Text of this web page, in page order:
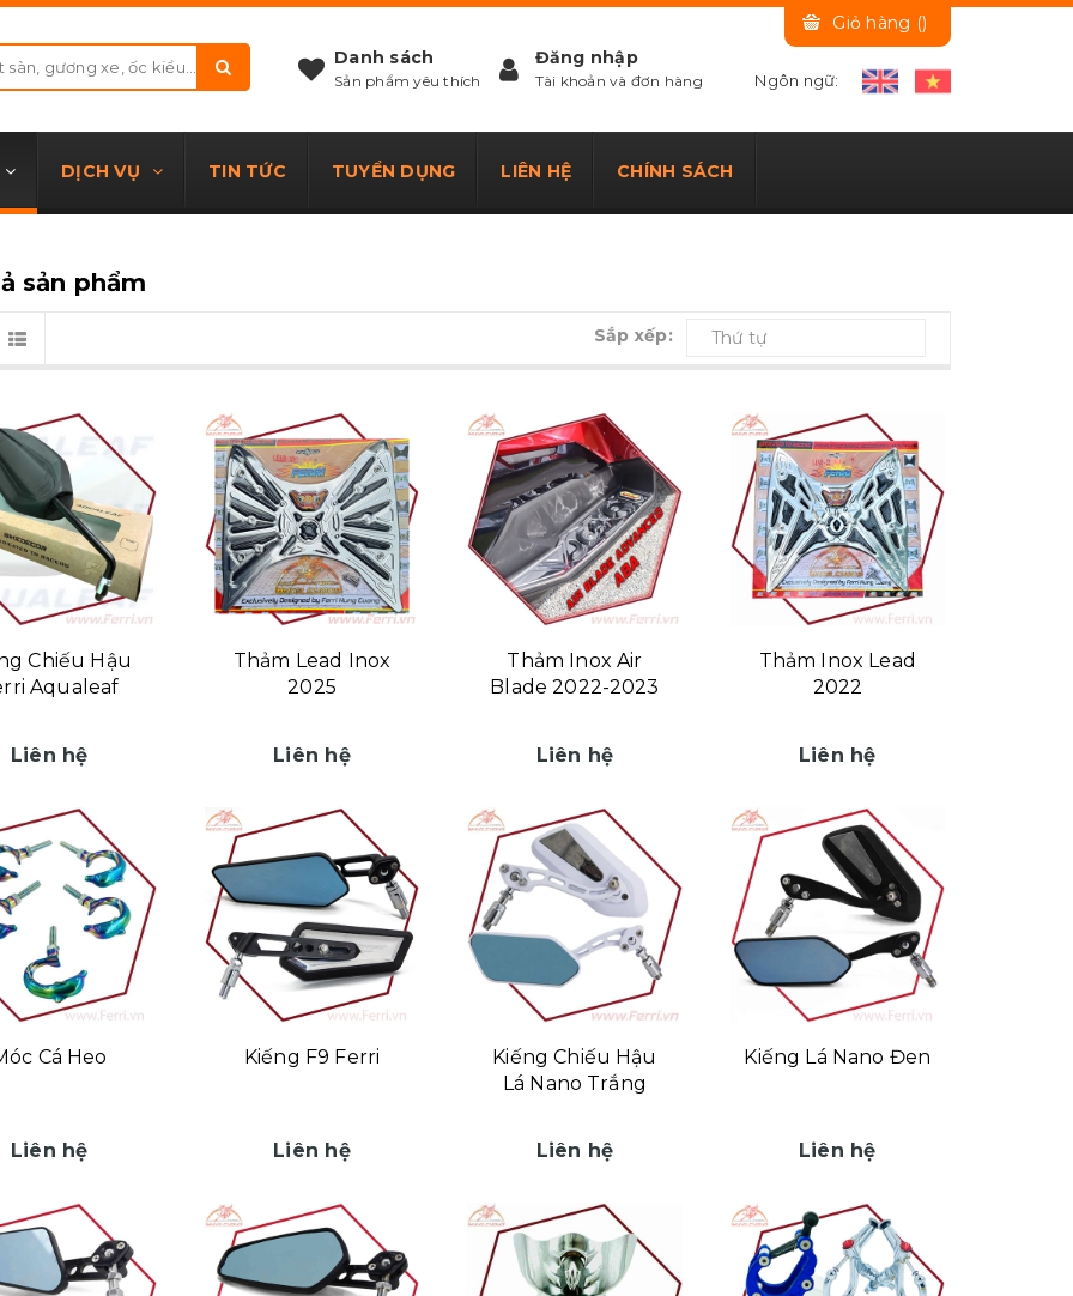
Giỏ hàng ()
Danh sách
Sản phẩm yêu thích
Đăng nhập
Tài khoản và đơn hàng Ngôn ngữ:
DỊCH VỤ TIN TỨC TUYỂN DỤNG LIÊN HỆ CHÍNH SÁCH
sản phẩm
Sắp xếp: Thứ tự
Chiếu Hậu
Aqualeaf
Liên hệ
Thảm Lead Inox
2025
Liên hệ
Thảm Inox Air
Blade 2022-2023
Liên hệ
Thảm Inox Lead
2022
Liên hệ
Cá Heo
Liên hệ
Kiếng F9 Ferri
Liên hệ
Kiếng Chiếu Hậu
Lá Nano Trắng
Liên hệ
Kiếng Lá Nano Đen
Liên hệ